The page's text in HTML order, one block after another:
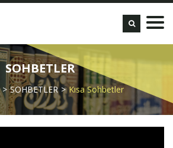
SOHBETLER
SOHBETLER Kısa Sohbetler